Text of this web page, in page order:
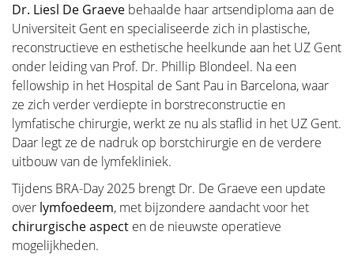
Quality of life
De levenskwaliteit is een belangrijke factor bij het
omgaan met borstkanker. Daarom is het belangrijk
om coping-mechanismen te vinden die werken, en
die zullen van patiënt tot patiënt verschillen. Voor
sommigen kan dat zijn: plezier vinden in activiteiten
die zij voor de diagnose deden, tijd nemen om te
genieten, vrijwilligerswerk doen, lichaamsbeweging...
Van het grootste belang is dat studies hebben
aangetoond dat het accepteren van de ziekte als een
deel van iemands leven een sleutel is tot effectieve
Dr. Liesl De Graeve behaalde haar artsendiploma aan de
Universiteit Gent en specialiseerde zich in plastische,
reconstructieve en esthetische heelkunde aan het UZ Gent
onder leiding van Prof. Dr. Phillip Blondeel. Na een
fellowship in het Hospital de Sant Pau in Barcelona, waar
ze zich verder verdiepte in borstreconstructie en
lymfatische chirurgie, werkt ze nu als staflid in het UZ Gent.
Daar legt ze de nadruk op borstchirurgie en de verdere
uitbouw van de lymfekliniek.
Tijdens BRA-Day 2025 brengt Dr. De Graeve een update
over lymfoedeem, met bijzondere aandacht voor het
chirurgische aspect en de nieuwste operatieve
mogelijkheden.